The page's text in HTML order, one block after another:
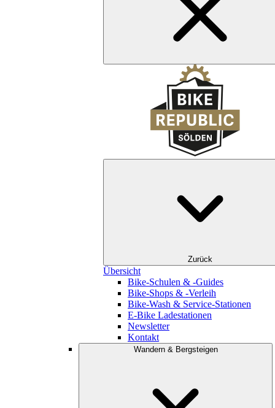
Zurück
Übersicht
Bike-Schulen & -Guides
Bike-Shops & -Verleih
Bike-Wash & Service-Stationen
E-Bike Ladestationen
Newsletter
Kontakt
Wandern & Bergsteigen